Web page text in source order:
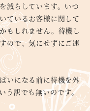
減らしています。いつ
ているお客様に関して
もしれません。待機し
ので、気にせずにご連
いになる前に待機を外
う訳でも無いのです。